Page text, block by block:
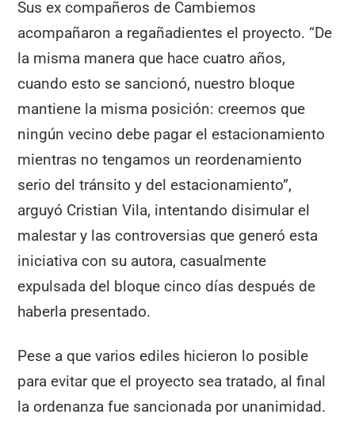
Sus ex compañeros de Cambiemos
acompañaron a regañadientes el proyecto. “De
la misma manera que hace cuatro años,
cuando esto se sancionó, nuestro bloque
mantiene la misma posición: creemos que
ningún vecino debe pagar el estacionamiento
mientras no tengamos un reordenamiento
serio del tránsito y del estacionamiento”,
arguyó Cristian Vila, intentando disimular el
malestar y las controversias que generó esta
iniciativa con su autora, casualmente
expulsada del bloque cinco días después de
haberla presentado.
Pese a que varios ediles hicieron lo posible
para evitar que el proyecto sea tratado, al final
la ordenanza fue sancionada por unanimidad.